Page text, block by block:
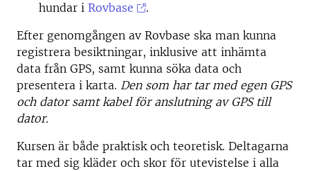
hundar i Rovbase
.
Efter genomgången av Rovbase ska man kunna
registrera besiktningar, inklusive att inhämta
data från GPS, samt kunna söka data och
presentera i karta. Den som har tar med egen GPS
och dator samt kabel för anslutning av GPS till
dator.
Kursen är både praktisk och teoretisk. Deltagarna
tar med sig kläder och skor för utevistelse i alla